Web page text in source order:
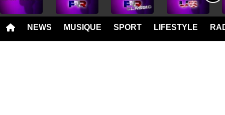
NEWS MUSIQUE SPORT LIFESTYLE